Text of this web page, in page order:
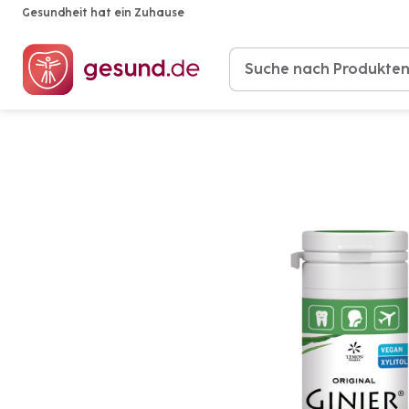
Gesundheit hat ein Zuhause